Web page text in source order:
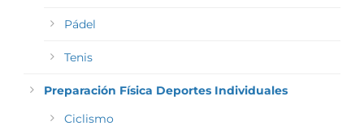
Pádel
Tenis
Preparación Física Deportes Individuales
Ciclismo